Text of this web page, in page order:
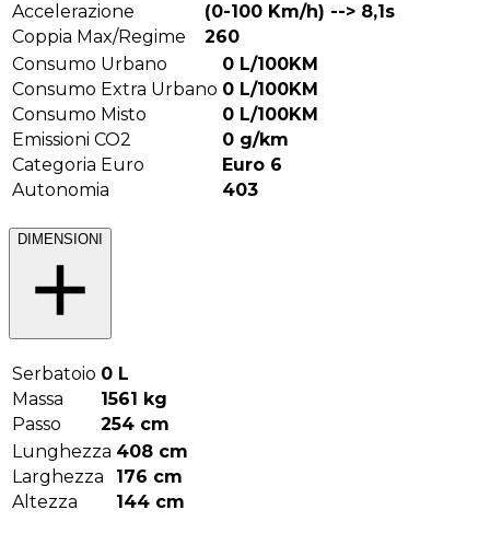
Accelerazione
(0-100 Km/h) --> 8,1 s
Coppia Max/Regime
260
Consumo Urbano
0 L/100KM
Consumo Extra Urbano 0 L/100KM
Consumo Misto
0 L/100KM
Emissioni CO2
0 g/km
Categoria Euro
Euro 6
Autonomia
403
DIMENSIONI
Serbatoio 0 L
Massa
1561 kg
Passo
254 cm
Lunghezza 408 cm
Larghezza
176 cm
Altezza
144 cm